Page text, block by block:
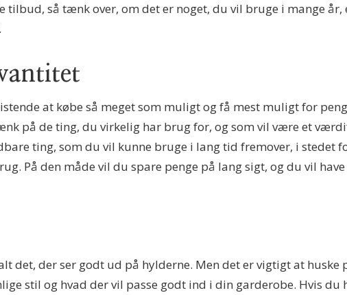
tilbud, så tænk over, om det er noget, du vil bruge i mange
at købe så meget som muligt og få mest muligt for
på de ting, du virkelig har brug for, og som vil være et
ting, som du vil kunne bruge i lang tid fremover, i stedet
På den måde vil du spare penge på lang sigt, og du vil
det, der ser godt ud på hylderne. Men det er vigtigt at huske
stil og hvad der vil passe godt ind i din garderobe. Hvis